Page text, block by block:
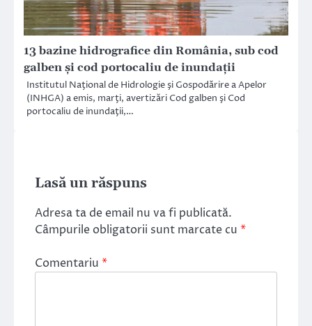
13 bazine hidrografice din România, sub cod
galben și cod portocaliu de inundații
Institutul Naţional de Hidrologie şi Gospodărire a Apelor
(INHGA) a emis, marţi, avertizări Cod galben şi Cod
portocaliu de inundaţii,…
Lasă un răspuns
Adresa ta de email nu va fi publicată.
Câmpurile obligatorii sunt marcate cu *
Comentariu *